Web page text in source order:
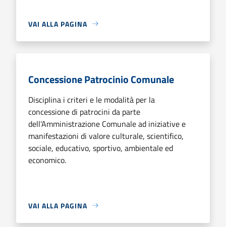
VAI ALLA PAGINA
Concessione Patrocinio Comunale
Disciplina i criteri e le modalità per la
concessione di patrocini da parte
dell’Amministrazione Comunale ad iniziative e
manifestazioni di valore culturale, scientifico,
sociale, educativo, sportivo, ambientale ed
economico.
VAI ALLA PAGINA